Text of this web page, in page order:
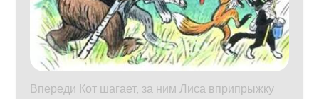
Впереди Кот шагает, за ним Лиса вприпрыжку